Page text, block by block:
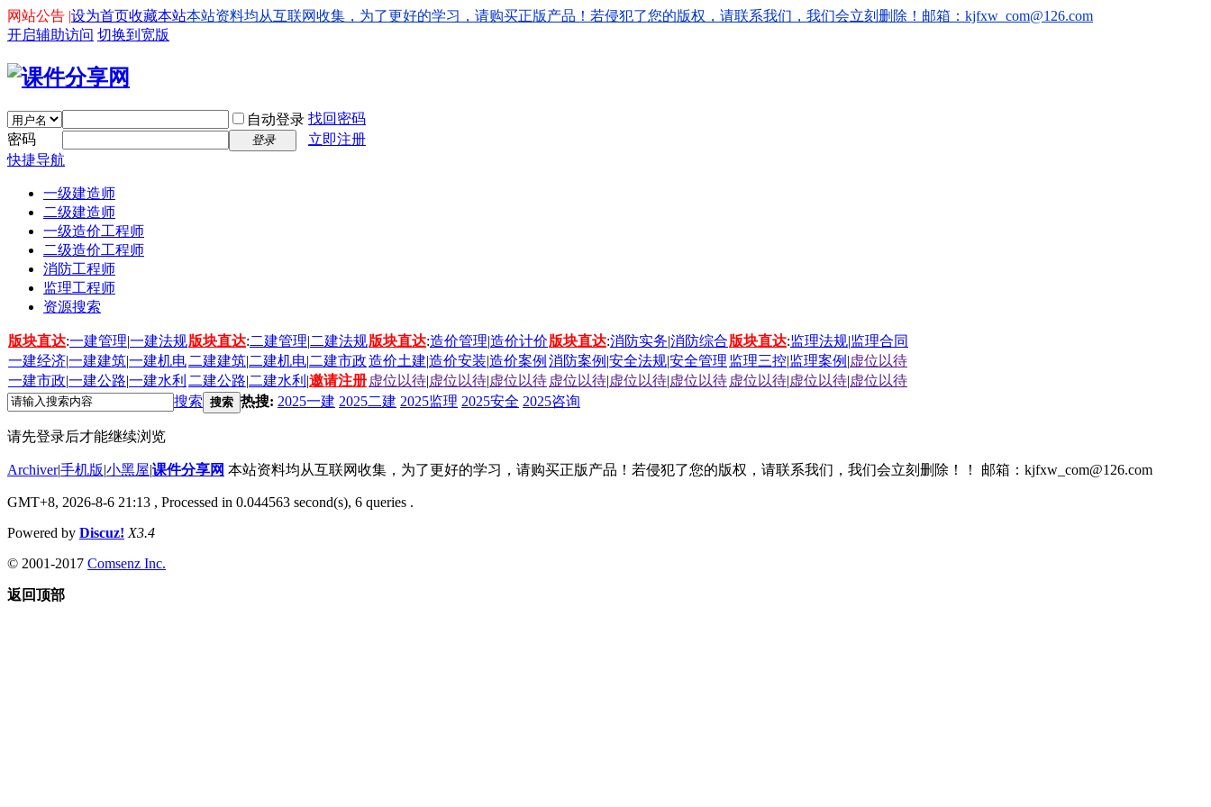
设为首页收藏本站
网站公告 |
本站资料均从互联网收集，为了更好的学习，请购买正版产品！若侵犯了您的版权，请联系我们，我们会立刻删除！邮箱：kjfxw_com@126.com
开启辅助访问 切换到宽版
自动登录 找回密码
密码
登录
立即注册
快捷导航
一级建造师
二级建造师
一级造价工程师
二级造价工程师
消防工程师
监理工程师
资源搜索
版块直达:一建管理|一建法规版块直达:二建管理|二建法规版块直达:造价管理|造价计价版块直达:消防实务|消防综合版块直达:监理法规|监理合同
一建经济|一建建筑|一建机电 二建建筑|二建机电|二建市政造价土建|造价安装|造价案例 消防案例 |安全法规|安全管理 监理三控|监理案例 |虚位以待
一建市政|一建公路|一建水利 二建公路|二建水利 |邀请注册 虚位以待|虚位以待|虚位以待 虚位以待|虚位以待|虚位以待 虚位以待|虚位以待|虚位以待
搜索 搜索 热搜: 2025一建 2025二建 2025监理 2025安全 2025咨询
请先登录后才能继续浏览
Archiver|手机版|小黑屋|课件分享网 本站资料均从互联网收集，为了更好的学习，请购买正版产品！若侵犯了您的版权，请联系我们，我们会立刻删除！！ 邮箱：kjfxw_com@126.com
GMT+8, 2026-8-6 21:13 , Processed in 0.044563 second(s), 6 queries .
Powered by Discuz! X3.4
© 2001-2017 Comsenz Inc.
返回顶部